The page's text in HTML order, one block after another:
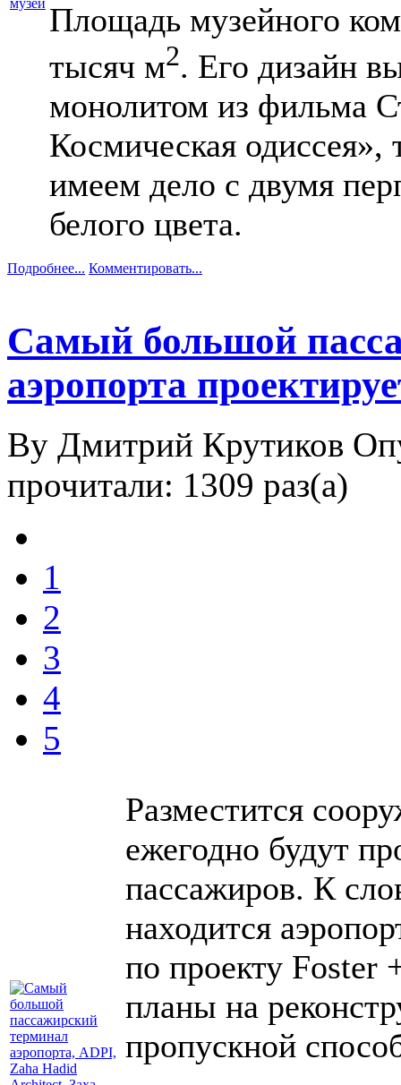
Площадь музейного
тысяч м2. Его дизайн
монолитом из фильма
Космическая
имеем дело с двумя
белого цвета.
Подробнее... Комментировать...
Самый большой
аэропорта
By Дмитрий Крутиков
прочитали: 1309 раз(а)
1
2
3
4
5
Разместится
ежегодно будут
пассажиров. К
находится
по проекту Foster
планы на
пропускной